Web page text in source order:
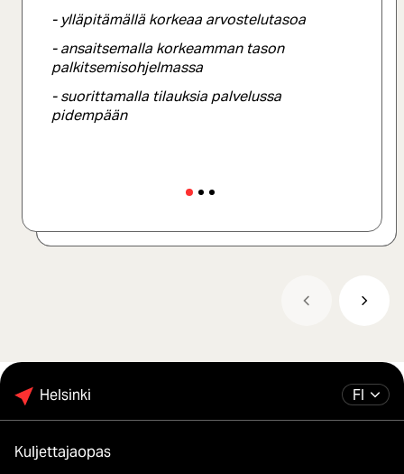
- ylläpitämällä korkeaa arvostelutasoa
- ansaitsemalla korkeamman tason
palkitsemisohjelmassa
- suorittamalla tilauksia palvelussa
pidempään
Lisäksi noudattamalla palvelutasoamme
ja kohtelemalla käyttäjiä kohteliaasti saat
todennäköisemmin hyviä arvosteluja
ja tippiä.
FI
Helsinki
Kuljettajaopas